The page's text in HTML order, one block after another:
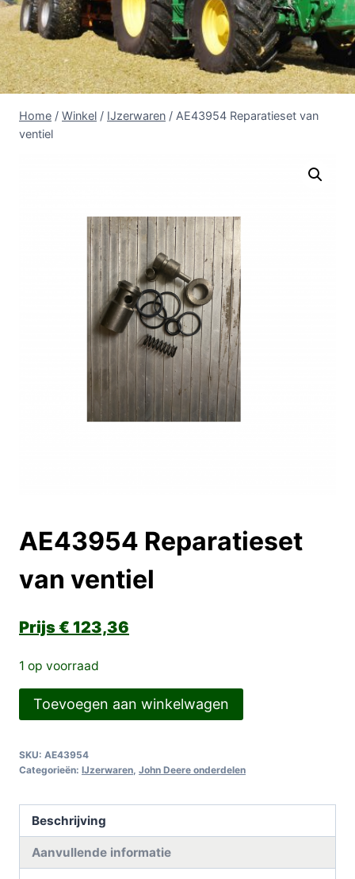
Home / Winkel / IJzerwaren / AE43954 Reparatieset van
ventiel
AE43954 Reparatieset
van ventiel
€ 123,36
1 op voorraad
AE43954
Reparatieset
ventiel
Toevoegen aan winkelwagen
SKU: AE43954
Categorieën: IJzerwaren John Deere onderdelen
Beschrijving
Aanvullende informatie